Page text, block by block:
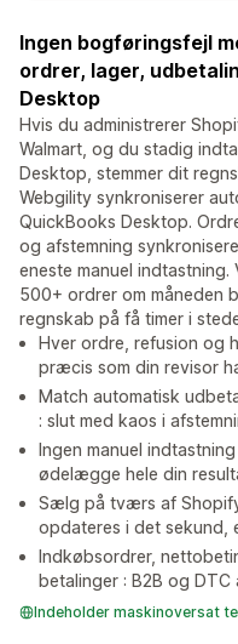
Ingen bogføringsfejl
ordrer, lager,
Desktop
Hvis du administrerer
Walmart, og du stadig
Desktop, stemmer dit
Webgility synkroniserer
QuickBooks Desktop.
og afstemning
eneste manuel
500+ ordrer om måneden
regnskab på få timer i
Hver ordre, refusion og
præcis som din revisor
Match automatisk
: slut med kaos i
Ingen manuel
ødelægge hele din
Sælg på tværs af
opdateres i det sekund,
Indkøbsordrer,
betalinger : B2B og
Indeholder maskinoversat